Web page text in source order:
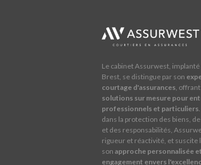
Le cabinet Assurwest, implanté
Brest, se distingue par son
courtage d'assurances,
solutions sur mesure pour
professionnels et particuliers
dans la protection des biens,
et des responsabilités,
rigueur et réactivité, et suscite
son approche personnalisée
engagement envers